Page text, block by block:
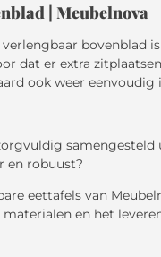
| Meubelnova
bovenblad
dat er extra
ook weer eenvoudig
en robuust?
eettafels van
en het